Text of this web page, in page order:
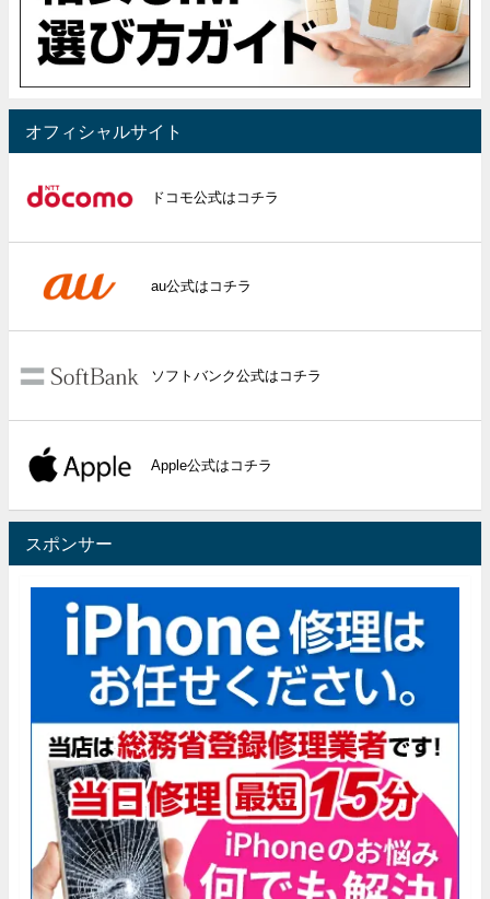
オフィシャルサイト
ドコモ公式はコチラ
au公式はコチラ
ソフトバンク公式はコチラ
Apple公式はコチラ
スポンサー